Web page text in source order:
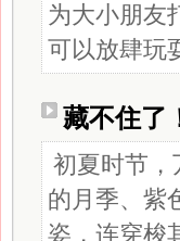
为大小朋友
可以放肆玩
藏不住了
初夏时节，
的月季、紫
姿，连穿梭